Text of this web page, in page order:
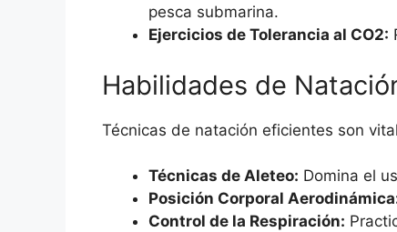
pesca submarina.
Ejercicios de Tolerancia al CO2:
Habilidades de
Técnicas de natación eficientes son
Técnicas de Aleteo: Domina el
Posición Corporal
Control de la Respiración: